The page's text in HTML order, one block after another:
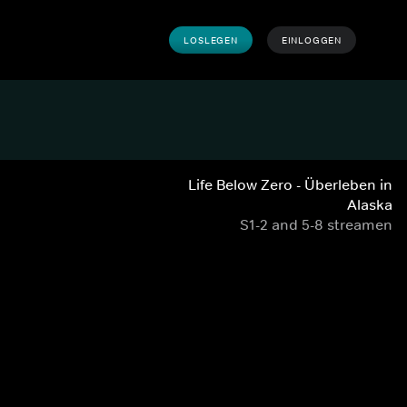
LOSLEGEN EINLOGGEN
Life Below Zero - Überleben in
Alaska
S1-2 and 5-8 streamen